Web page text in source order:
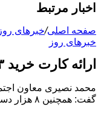
اخبار مرتبط
صفحه اصلی/خبرهای
خبرهای روز
ارائه کارت خرید ۳ میلیون تومانی به زنان سرپرست خانوار
گفت: همچنین ۸ هزار دست...